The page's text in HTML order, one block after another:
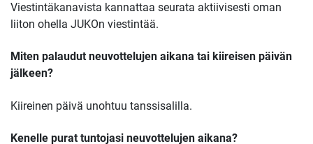
Viestintäkanavista kannattaa seurata aktiivisesti oman
liiton ohella JUKOn viestintää.
Miten palaudut neuvottelujen aikana tai kiireisen päivän
jälkeen?
Kiireinen päivä unohtuu tanssisalilla.
Kenelle purat tuntojasi neuvottelujen aikana?